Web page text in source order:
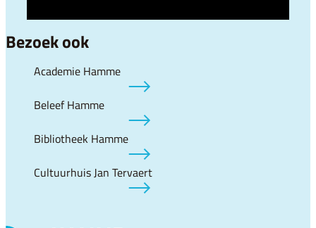
Bezoek ook
Academie Hamme
Beleef Hamme
Bibliotheek Hamme
Cultuurhuis Jan Tervaert